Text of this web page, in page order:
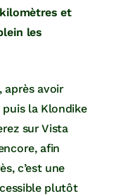
et
les
après avoir
puis la Klondike
sur Vista
afin
c’est une
plutôt